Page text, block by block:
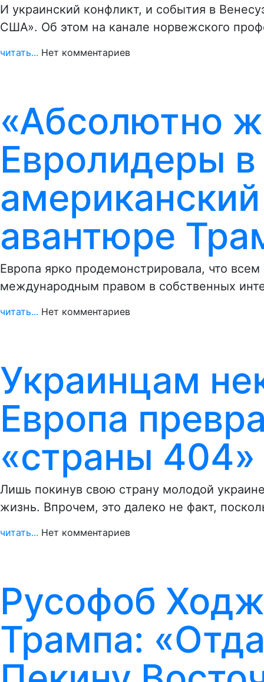
И украинский конфликт, и события в
США». Об этом на канале норвежского
читать... Нет комментариев
«Абсолютно
Евролидеры
авантюре
Европа ярко продемонстрировала, что
международным правом в собственных
читать... Нет комментариев
Украинцам
Европа
«страны 404»
Лишь покинув свою страну молодой
жизнь. Впрочем, это далеко не факт,
читать... Нет комментариев
Русофоб
Трампа: